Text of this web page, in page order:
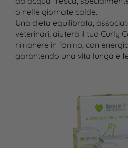
o nelle giornate calde.
Una dieta equilibrata,
veterinari, aiuterà il tuo Curly
rimanere in forma, con
garantendo una vita lunga e